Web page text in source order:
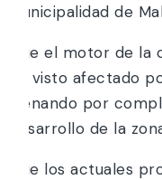
Municipalidad de
Que el motor de
ha visto afectado
frenando por
desarrollo de la
Que los actuales